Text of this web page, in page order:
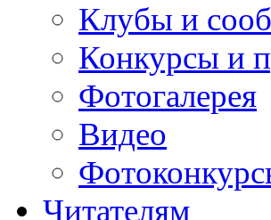
Клубы и
Конкурсы и
Фотогалерея
Видео
Читателям